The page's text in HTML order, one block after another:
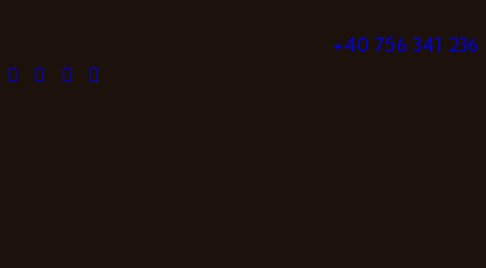
+40 756 341 236